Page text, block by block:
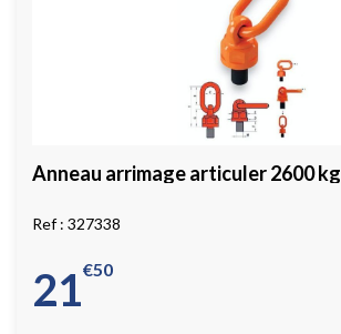
Anneau arrimage articuler 2600 kg
327338
21 50
€